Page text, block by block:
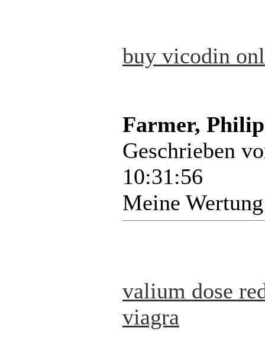
buy vicodin
Farmer,
Geschrieben
10:31:56
Meine
valium dose
viagra